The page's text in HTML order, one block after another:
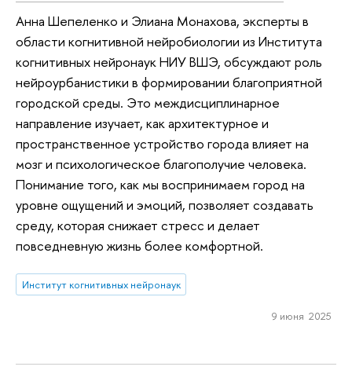
Анна Шепеленко и Элиана Монахова, эксперты в
области когнитивной нейробиологии из Института
когнитивных нейронаук НИУ ВШЭ, обсуждают роль
нейроурбанистики в формировании благоприятной
городской среды. Это междисциплинарное
направление изучает, как архитектурное и
пространственное устройство города влияет на
мозг и психологическое благополучие человека.
Понимание того, как мы воспринимаем город на
уровне ощущений и эмоций, позволяет создавать
среду, которая снижает стресс и делает
повседневную жизнь более комфортной.
Институт когнитивных нейронаук
9 июня 2025